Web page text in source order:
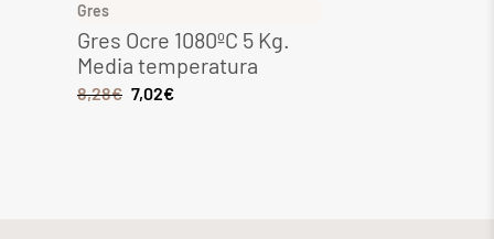
Gres
Gres Ocre 1080ºC 5 Kg.
Media temperatura
8,28€ 7,02€